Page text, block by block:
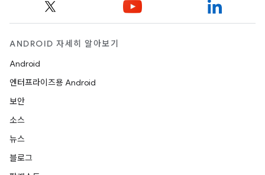
ANDROID 자세히 알아보기
Android
엔터프라이즈용 Android
보안
소스
뉴스
블로그